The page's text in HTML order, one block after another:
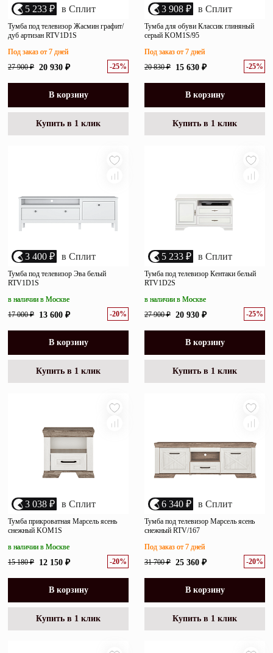
5 233 ₽ в Сплит
Тумба под телевизор Жасмин графит/
дуб артизан RTV1D1S
27 900 ₽ 20 930 ₽ -25%
Под заказ от 7 дней
В корзину
Купить в 1 клик
3 908 ₽ в Сплит
Тумба для обуви Классик глиняный
серый KOM1S/95
20 830 ₽ 15 630 ₽ -25%
Под заказ от 7 дней
В корзину
Купить в 1 клик
3 400 ₽ в Сплит
Тумба под телевизор Эва белый
RTV1D1S
17 000 ₽ 13 600 ₽ -20%
в наличии в Москве
В корзину
Купить в 1 клик
5 233 ₽ в Сплит
Тумба под телевизор Кентаки белый
RTV1D2S
27 900 ₽ 20 930 ₽ -25%
в наличии в Москве
В корзину
Купить в 1 клик
3 038 ₽ в Сплит
Тумба прикроватная Марсель ясень
снежный KOM1S
15 180 ₽ 12 150 ₽ -20%
в наличии в Москве
В корзину
Купить в 1 клик
6 340 ₽ в Сплит
Тумба под телевизор Марсель ясень
снежный RTV/167
31 700 ₽ 25 360 ₽ -20%
Под заказ от 7 дней
В корзину
Купить в 1 клик